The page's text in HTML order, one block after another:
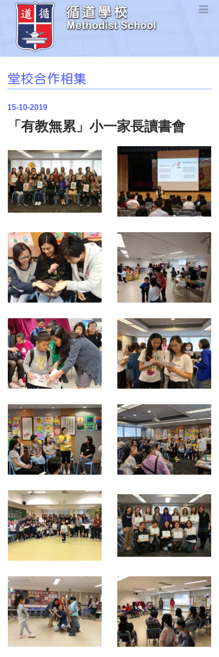
堂校合作相集
15-10-2019
「有教無累」小一家長讀書會